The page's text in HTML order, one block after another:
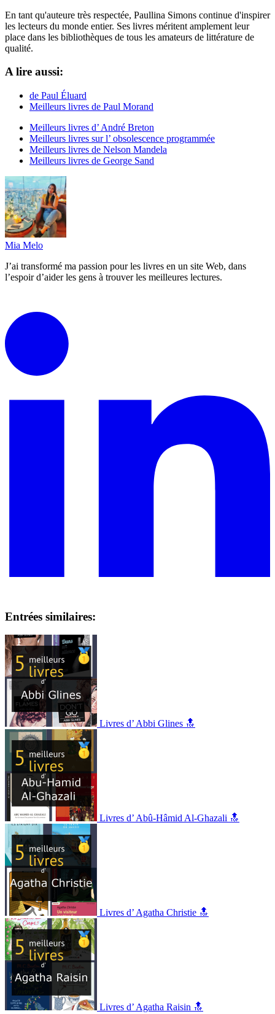
En tant qu'auteure très respectée, Paullina Simons continue d'inspirer
les lecteurs du monde entier. Ses livres méritent amplement leur
place dans les bibliothèques de tous les amateurs de littérature de
qualité.
A lire aussi:
de Paul Éluard
Meilleurs livres de Paul Morand
Meilleurs livres d’ André Breton
Meilleurs livres sur l’ obsolescence programmée
Meilleurs livres de Nelson Mandela
Meilleurs livres de George Sand
Mia Melo
J’ai transformé ma passion pour les livres en un site Web, dans
l’espoir d’aider les gens à trouver les meilleures lectures.
Entrées similaires:
Livres d’ Abbi Glines 🔝
Livres d’ Abû-Hâmid Al-Ghazali 🔝
Livres d’ Agatha Christie 🔝
Livres d’ Agatha Raisin 🔝